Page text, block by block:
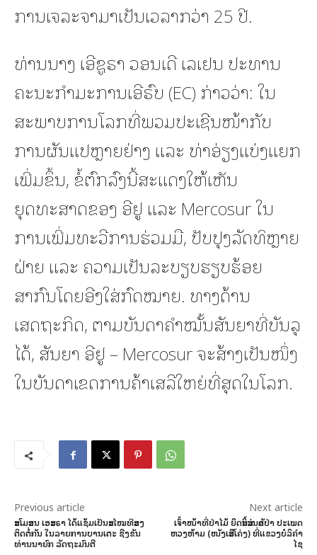
ການເຈລະຈາມາເປັນເວລາກວ່າ 25 ປີ.
ທ່ານນາງ ເອີຊູຣາ ວອນເດີ ເລເຢນ ປະທານ
ຄະນະກຳມະການເອີຣົບ (EC) ກ່າວວ່າ: ໃນ
ສະພາບການໂລກທີ່ພວມປະເຊີນໜ້າກັບ
ການຜັນແປຫຼາຍຢ່າງ ແລະ ທ່າອ່ຽງແບ່ງແຍກ
ເພີ່ມຂຶ້ນ, ຂໍ້ຕົກລົງນີ້ສະແດງໃຫ້ເຫັນ
ຍຸດທະສາດຂອງ ອີຢູ ແລະ Mercosur ໃນ
ການເພີ່ມທະວີການຮ່ວມມື, ປັບປຸງລັດທິຫຼາຍ
ຝ່າຍ ແລະ ຄວາມເປັນລະບຽບຮຽບຮ້ອຍ
ສາກົນໂດຍອີງໃສ່ກົດໝາຍ. ທາງດ້ານ
ເສດຖະກິດ, ຕາມບັນດາຄຳໝັ້ນສັນຍາທີ່ບັນລຸ
ໄດ້, ສັນຍາ ອີຢູ – Mercosur ຈະສ້າງເປັນໜຶ່ງ
ໃນບັນດາເຂດການຄ້າເສລີໃຫຍ່ທີ່ສຸດໃນໂລກ.
Previous article
ສະໂມສອນ ເອສະຣາ ໄດ້ແຊ້ມເປັນສະໄໝທີສອງ
ຕິດຕໍ່ກັນ ໃນລາຍການບານເຕະ ຊີງຂັນ
ທ່ານນາຍົກ ລັດຖະມົນຕີ
Next article
ເຈົ້າໜ້າທີ່ປ່າໄມ້ ຍຶດສິ້ນສ່ວນສັດປ່າ ປະເພດ
ຫວງຫ້າມ (ໜັງເສືອໂຄ່ງ) ທີ່ແຂວງບໍລິຄໍາ
ໄຊ